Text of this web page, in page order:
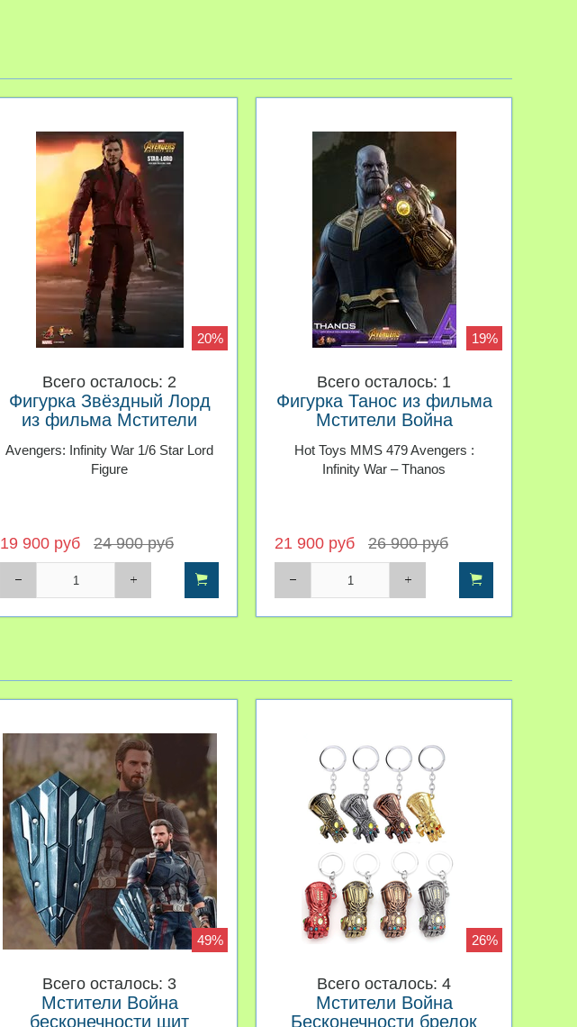
20%
Всего осталось: 2
Фигурка Звёздный Лорд
из фильма Мстители
Avengers: Infinity War 1/6 Star Lord
Figure
19 900 руб 24 900 руб
19%
Всего осталось: 1
Фигурка Танос из фильма
Мстители Война
Hot Toys MMS 479 Avengers :
Infinity War – Thanos
21 900 руб 26 900 руб
49%
Всего осталось: 3
Мстители Война
бесконечности щит
26%
Всего осталось: 4
Мстители Война
Бесконечности брелок